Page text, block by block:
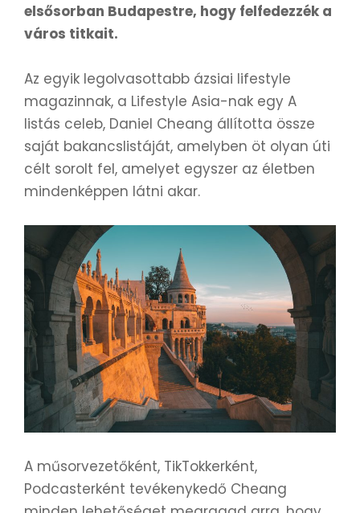
elsősorban Budapestre, hogy felfedezzék a
város titkait.
Az egyik legolvasottabb ázsiai lifestyle
magazinnak, a Lifestyle Asia-nak egy A
listás celeb, Daniel Cheang állította össze
saját bakancslistáját, amelyben öt olyan úti
célt sorolt fel, amelyet egyszer az életben
mindenképpen látni akar.
A műsorvezetőként, TikTokkerként,
Podcasterként tevékenykedő Cheang